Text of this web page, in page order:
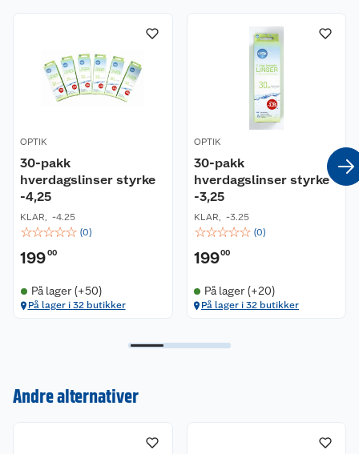
OPTIK
30-pakk
hverdagslinser styrke
-4,25
KLAR, -4.25
☆☆☆☆☆ (0)
19900
På lager (+50)
På lager i 32 butikker
OPTIK
30-pakk
hverdagslinser styrke
-3,25
KLAR, -3.25
☆☆☆☆☆ (0)
19900
På lager (+20)
På lager i 32 butikker
Andre alternativer